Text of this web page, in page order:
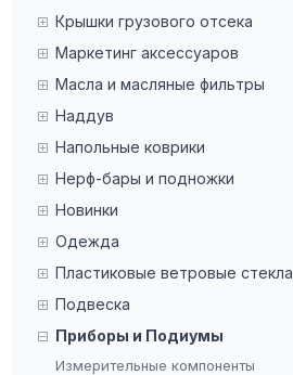
Крышки грузового отсека
Маркетинг аксессуаров
Масла и масляные фильтры
Наддув
Напольные коврики
Нерф-бары и подножки
Новинки
Одежда
Пластиковые ветровые стекла
Подвеска
Приборы и Подиумы
Измерительные компоненты